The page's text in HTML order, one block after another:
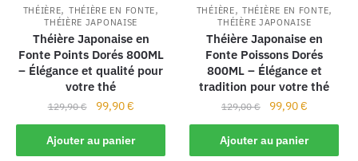
THÉIÈRE, THÉIÈRE EN FONTE,
THÉIÈRE JAPONAISE
Théière Japonaise en
Fonte Points Dorés 800ML
– Élégance et qualité pour
votre thé
129,90€ 99,90€
Ajouter au panier
THÉIÈRE,THÉIÈRE EN FONTE,
THÉIÈRE JAPONAISE
Théière Japonaise en
Fonte Poissons Dorés
800ML – Élégance et
tradition pour votre thé
129,00€ 99,90€
Ajouter au panier